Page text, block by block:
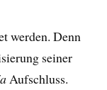
werden. Denn
seiner
Aufschluss.